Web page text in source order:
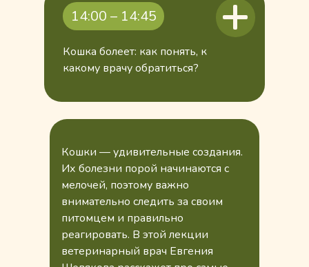
Кошка болеет: как понять, к
какому врачу обратиться?
14:00 – 14:45
Кошки — удивительные создания.
Их болезни порой начинаются с
мелочей, поэтому важно
внимательно следить за своим
питомцем и правильно
реагировать. В этой лекции
ветеринарный врач Евгения